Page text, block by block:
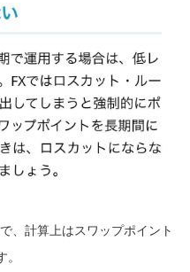
、計算上はスワップポイント